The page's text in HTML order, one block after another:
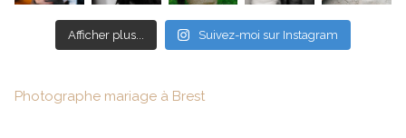
Afficher plus... Suivez-moi sur Instagram
Photographe mariage à Brest